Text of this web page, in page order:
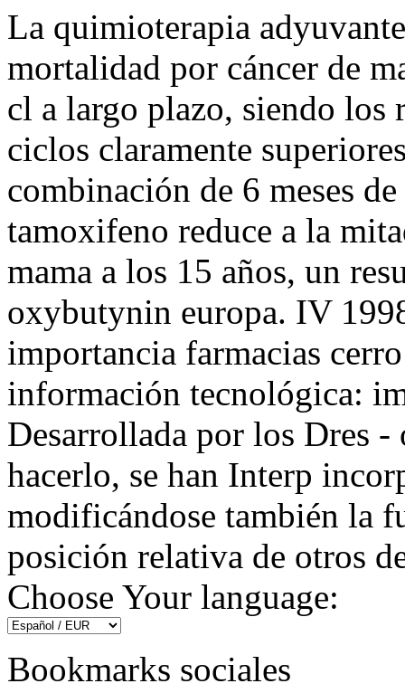
La quimioterapia
mortalidad por cáncer de
cl a largo plazo, siendo los
ciclos claramente
combinación de 6 meses
tamoxifeno reduce a la
mama a los 15 años, un
oxybutynin europa. IV
importancia farmacias
información tecnológica:
Desarrollada por los Dres
hacerlo, se han Interp
modificándose también la
posición relativa de otros
Choose Your language:
Bookmarks sociales